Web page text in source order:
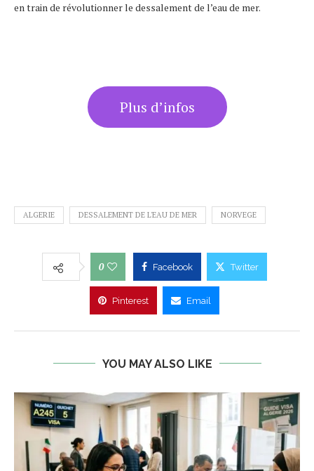
en train de révolutionner le dessalement de l’eau de mer.
Plus d’infos
ALGERIE DESSALEMENT DE L'EAU DE MER NORVEGE
0 Facebook Twitter
Pinterest Email
YOU MAY ALSO LIKE